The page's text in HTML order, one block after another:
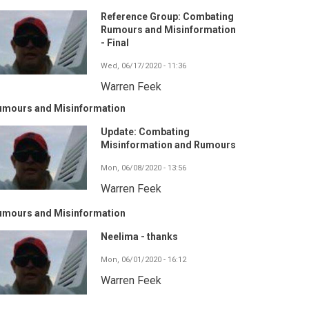
Reference Group: Combating
Rumours and Misinformation
- Final
Wed, 06/17/2020 - 11:36
Warren Feek
and Misinformation
Update: Combating
Misinformation and Rumours
Mon, 06/08/2020 - 13:56
Warren Feek
and Misinformation
Neelima - thanks
Mon, 06/01/2020 - 16:12
Warren Feek